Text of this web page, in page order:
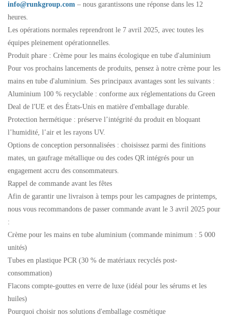
info@runkgroup.com – nous garantissons une réponse dans les 12
heures.
Les opérations normales reprendront le 7 avril 2025, avec toutes les
équipes pleinement opérationnelles.
Produit phare : Crème pour les mains écologique en tube d'aluminium
Pour vos prochains lancements de produits, pensez à notre crème pour les
mains en tube d'aluminium. Ses principaux avantages sont les suivants :
Aluminium 100 % recyclable : conforme aux réglementations du Green
Deal de l'UE et des États-Unis en matière d'emballage durable.
Protection hermétique : préserve l’intégrité du produit en bloquant
l’humidité, l’air et les rayons UV.
Options de conception personnalisées : choisissez parmi des finitions
mates, un gaufrage métallique ou des codes QR intégrés pour un
engagement accru des consommateurs.
Rappel de commande avant les fêtes
Afin de garantir une livraison à temps pour les campagnes de printemps,
nous vous recommandons de passer commande avant le 3 avril 2025 pour
:
Crème pour les mains en tube aluminium (commande minimum : 5 000
unités)
Tubes en plastique PCR (30 % de matériaux recyclés post-
consommation)
Flacons compte-gouttes en verre de luxe (idéal pour les sérums et les
huiles)
Pourquoi choisir nos solutions d'emballage cosmétique